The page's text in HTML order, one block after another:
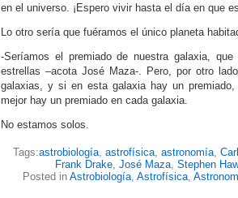
en el universo. ¡Espero vivir hasta el día en que
Lo otro sería que fuéramos el único planeta
-Seríamos el premiado de nuestra galaxia,
estrellas –acota José Maza-. Pero, por otro
galaxias, y si en esta galaxia hay un
mejor hay un premiado en cada galaxia.
No estamos solos.
Tags:astrobiología, astrofísica, astronomía,
Frank Drake, José Maza, Stephen
Posted in Astrobiología, Astrofísica,